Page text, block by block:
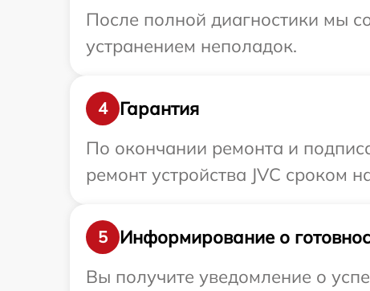
После полной диагностики мы
устранением неполадок.
4
Гарантия
По окончании ремонта и
ремонт устройства JVC сроком
5
Информирование о
Вы получите уведомление о